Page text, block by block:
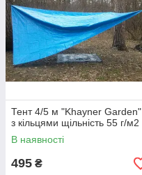
Тент 4/5 м "Khayner Garden"
з кільцями щільність 55 г/м2
В наявності
495 ₴